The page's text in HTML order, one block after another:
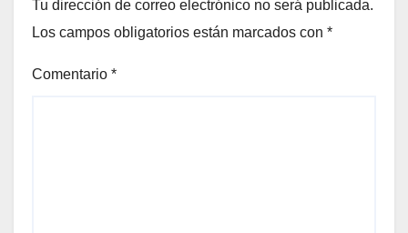
Tu dirección de correo electrónico no será publicada.
Los campos obligatorios están marcados con *
Comentario *